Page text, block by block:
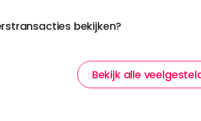
bekijken?
Bekijk alle